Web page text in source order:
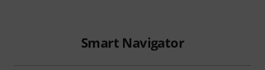
Smart Navigator